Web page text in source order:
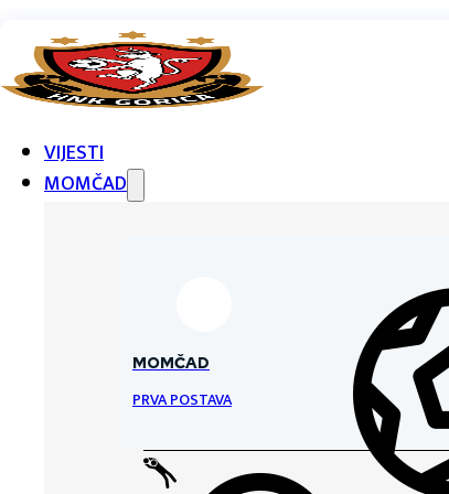
VIJESTI
MOMČAD
MOMČAD
PRVA POSTAVA